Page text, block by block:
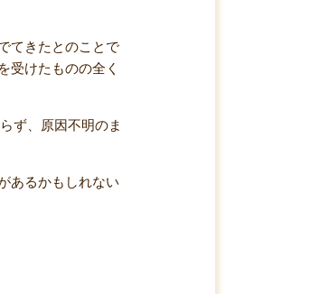
てきたとのことで
受けたものの全く
ず、原因不明のま
あるかもしれない